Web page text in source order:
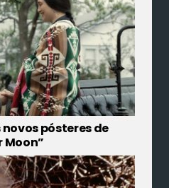
pósteres de
Moon”